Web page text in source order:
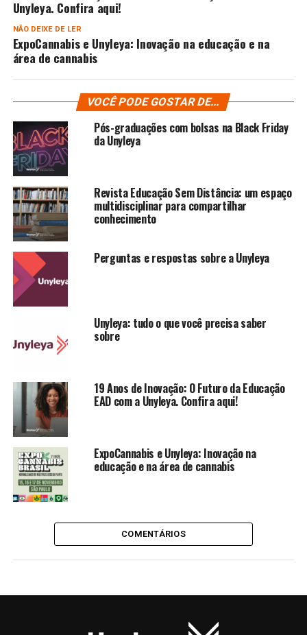
Unyleya. Confira aqui!
NÃO DEIXE DE LER
ExpoCannabis e Unyleya: Inovação na educação e na
área de cannabis
VOCÊ PODE GOSTAR DE...
Pós-graduações com bolsas na Black Friday
da Unyleya
Revista Educação Sem Distância: um espaço
multidisciplinar para compartilhar
conhecimento
Perguntas e respostas sobre a Unyleya
Unyleya: tudo o que você precisa saber
sobre
19 Anos de Inovação: O Futuro da Educação
EAD com a Unyleya. Confira aqui!
ExpoCannabis e Unyleya: Inovação na
educação e na área de cannabis
COMENTÁRIOS